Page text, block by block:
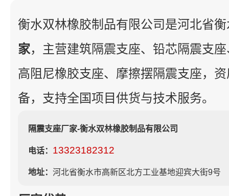
衡水双林橡胶制品有限公司是河北省
家，主营建筑隔震支座、铅芯隔震支
高阻尼橡胶支座、摩擦摆隔震支座，
备，支持全国项目供货与技术服务。
隔震支座厂家-衡水双林橡胶制品有限公司
电话： 13323182312
地址： 河北省衡水市高新区北方工业基地迎宾大街9号